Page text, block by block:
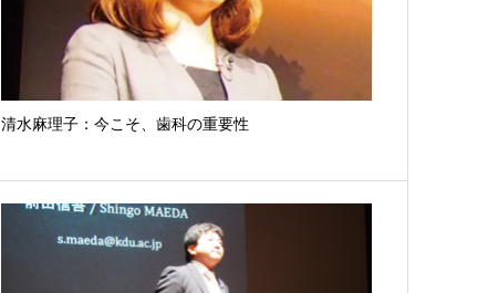
清水麻理子：今こそ、歯科の重要性